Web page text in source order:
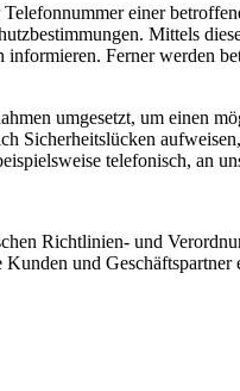
einer
Mittels
Ferner werden
umgesetzt, um einen
Sicherheitslücken
telefonisch, an
Richtlinien- und
und